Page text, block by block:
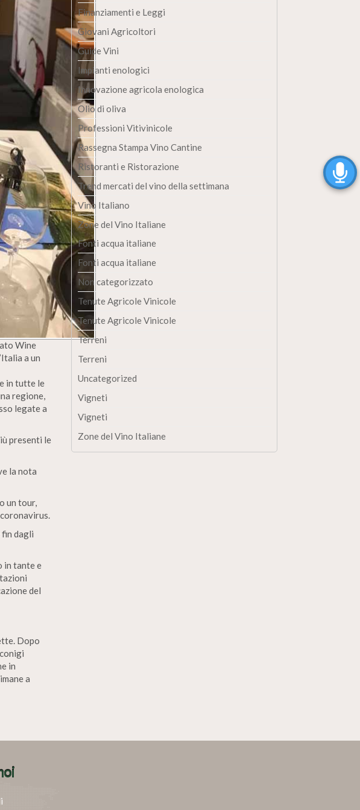
Wine
a un
in tutte le
regione,
legate a
presenti le
la nota
un tour,
fin dagli
in tante e
del
Dopo
in
a
Finanziamenti e Leggi
Giovani Agricoltori
Guide Vini
Impianti enologici
Innovazione agricola enologica
Olio di oliva
Professioni Vitivinicole
Rassegna Stampa Vino Cantine
Ristoranti e Ristorazione
Trend mercati del vino della settimana
Vino Italiano
Zone del Vino Italiane
Fonti acqua italiane
Fonti acqua italiane
Non categorizzato
Tenute Agricole Vinicole
Tenute Agricole Vinicole
Terreni
Terreni
Uncategorized
Vigneti
Vigneti
Zone del Vino Italiane